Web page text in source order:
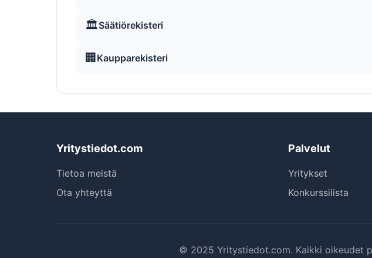
🏛️Säätiörekisteri
🏢 Kaupparekisteri
Yritystiedot.com
Tietoa meistä
Ota yhteyttä
Palvelut
Yritykset
Konkurssilista
© 2025 Yritystiedot.com. Kaikki oikeudet